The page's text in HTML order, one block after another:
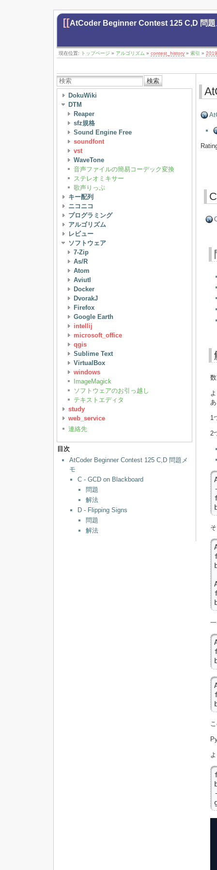
[[AtCoder Beginner Contest 125 C,D 問題
現在位置: トップページ » アルゴリズム » contest_history » 索引 » 2019
検索
DokuWiki
DTM
Reaper
sfz規格
Sound Engine Free
soundfont
vst
WaveTone
音声ファイルの簡易コーデック変換
ステレオミキサー
歌声りっぷ
キー配列
ニコニコ
プログラミング
アルゴリズム
レビュー
ソフトウェア
7-Zip
As/R
Atom
Aviutl
Docker
DvorakJ
Firefox
Google Earth
intellij
microsoft_office
qgis
Sublime Text
VirtualBox
windows
ImageMagick
ソフトウェアのお引っ越し
テキストエディタ
study
web_service
連絡先
目次
AtCoder Beginner Contest 125 C,D 問題メ
モ
C - GCD on Blackboard
問題
解法
D - Flipping Signs
問題
解法
1
2